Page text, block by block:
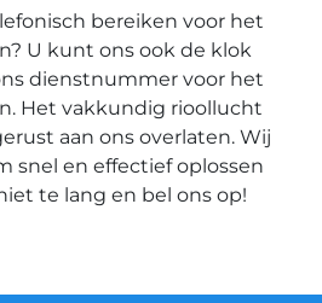
bereiken voor het
U kunt ons ook de klok
dienstnummer voor het
Het vakkundig rioollucht
aan ons overlaten. Wij
snel en effectief oplossen
te lang en bel ons op!